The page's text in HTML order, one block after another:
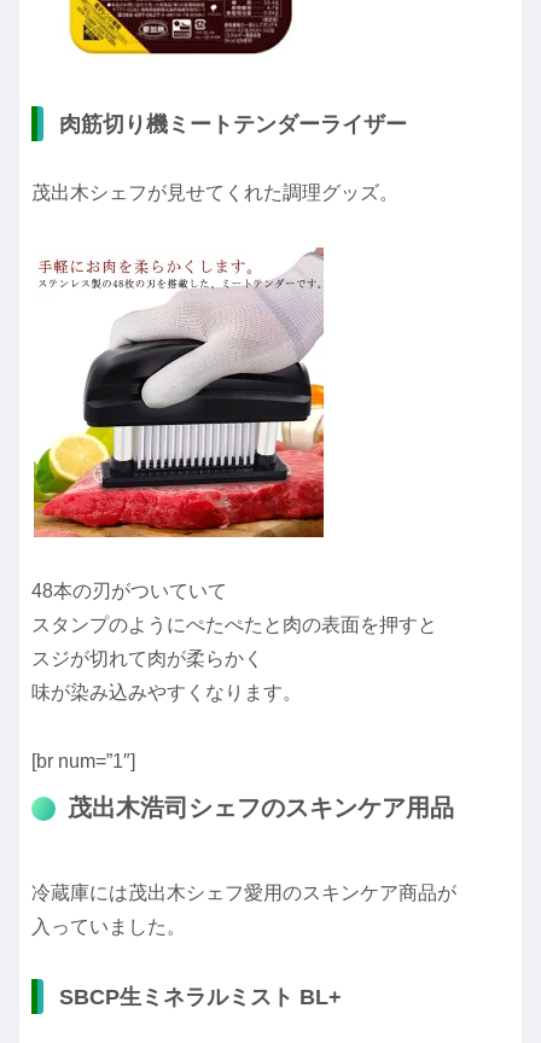
肉筋切り機ミートテンダーライザー
茂出木シェフが見せてくれた調理グッズ。
48本の刃がついていて
スタンプのようにぺたぺたと肉の表面を押すと
スジが切れて肉が柔らかく
味が染み込みやすくなります。
[br num=”1″]
茂出木浩司シェフのスキンケア用品
冷蔵庫には茂出木シェフ愛用のスキンケア商品が
入っていました。
SBCP生ミネラルミスト BL+